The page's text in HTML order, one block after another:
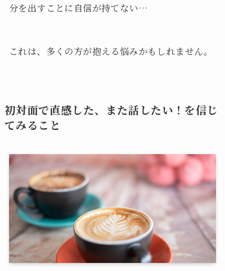
分を出すことに自信が持てない…
これは、多くの方が抱える悩みかもしれません。
初対面で直感した、また話したい！を信じ
てみること